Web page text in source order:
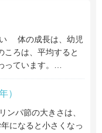
体の成長は、幼児
ころは、平均すると
っています。…
）
パ節の大きさは、
になると小さくなっ